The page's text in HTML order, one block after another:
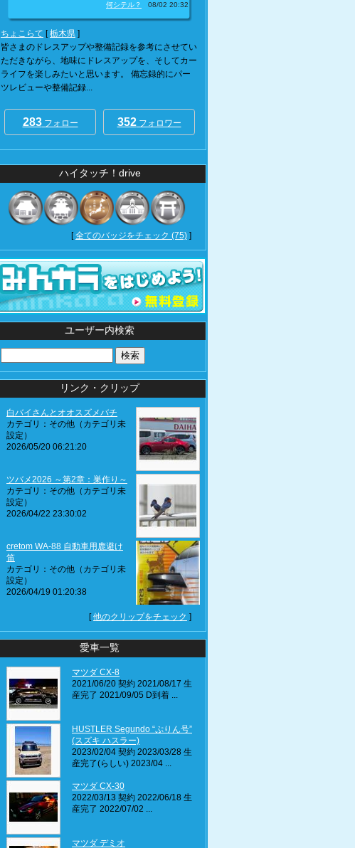
何シテル？ 08/02 20:32
ちょこらて [栃木県 ]
皆さまのドレスアップや整備記録を参考にさせてい
ただきながら、地味にドレスアップを、そしてカー
ライフを楽しみたいと思います。 備忘録的にパー
ツレビューや整備記録...
283フォロー 352フォロワー
ハイタッチ！drive
[全てのバッジをチェック (75) ]
ユーザー内検索
リンク・クリップ
白バイさんとオオスズメバチ
カテゴリ：その他（カテゴリ未
設定）
2026/05/20 06:21:20
ツバメ2026 ～第2章：巣作り～
カテゴリ：その他（カテゴリ未
設定）
2026/04/22 23:30:02
cretom WA-88 自動車用鹿避け
笛
カテゴリ：その他（カテゴリ未
設定）
2026/04/19 01:20:38
[他のクリップをチェック ]
愛車一覧
マツダ CX-8
2021/06/20 契約 2021/08/17 生
産完了 2021/09/05 D到着 ...
HUSTLER Segundo “ぷりん号”
(スズキ ハスラー)
2023/02/04 契約 2023/03/28 生
産完了(らしい) 2023/04 ...
マツダ CX-30
2022/03/13 契約 2022/06/18 生
産完了 2022/07/02 ...
マツダ デミオ